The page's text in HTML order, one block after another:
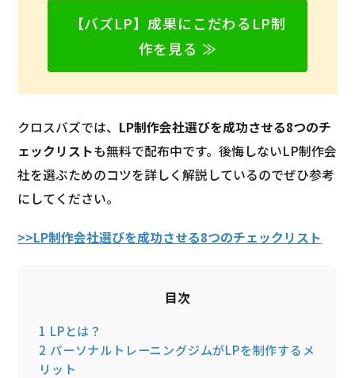
【バズLP】成果にこだわるLP制
作を見る ≫
クロスバズでは、 LP制作会社選びを成功させる8つのチ
ェックリストも無料で配布中です。後悔しないLP制作会
社を選ぶためのコツを詳しく解説しているのでぜひ参考
にしてください。
>>LP制作会社選びを成功させる8つのチェックリスト
目次
1 LPとは？
2 パーソナルトレーニングジムがLPを制作するメ
リット